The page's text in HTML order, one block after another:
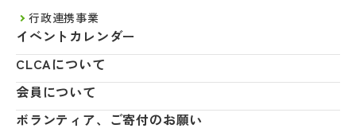
行政連携事業
イベントカレンダー
CLCAについて
会員について
ボランティア、ご寄付のお願い